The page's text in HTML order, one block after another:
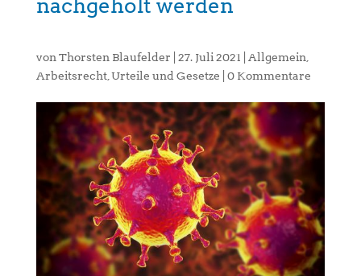
nachgeholt werden
von Thorsten Blaufelder 27. Juli 2021 Allgemein
Arbeitsrecht, Urteile und Gesetze 0 Kommentare